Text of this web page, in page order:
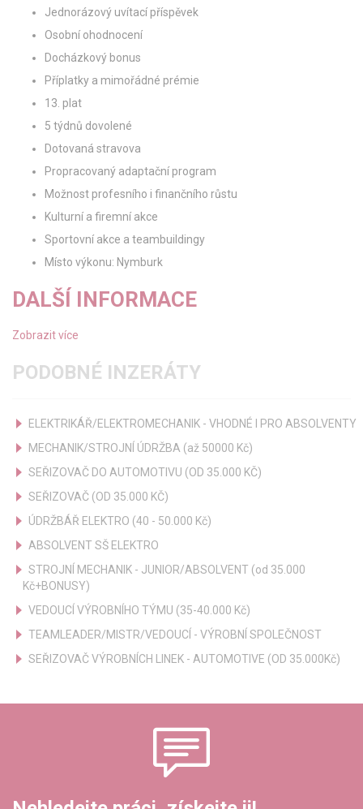
Jednorázový uvítací příspěvek
Osobní ohodnocení
Docházkový bonus
Příplatky a mimořádné prémie
13. plat
5 týdnů dovolené
Dotovaná stravova
Propracovaný adaptační program
Možnost profesního i finančního růstu
Kulturní a firemní akce
Sportovní akce a teambuildingy
Místo výkonu: Nymburk
DALŠÍ INFORMACE
Zobrazit více
PODOBNÉ INZERÁTY
ELEKTRIKÁŘ/ELEKTROMECHANIK - VHODNÉ I PRO ABSOLVENTY
MECHANIK/STROJNÍ ÚDRŽBA (až 50000 Kč)
SEŘIZOVAČ DO AUTOMOTIVU (OD 35.000 KČ)
SEŘIZOVAČ (OD 35.000 KČ)
ÚDRŽBÁŘ ELEKTRO (40 - 50.000 Kč)
ABSOLVENT SŠ ELEKTRO
STROJNÍ MECHANIK - JUNIOR/ABSOLVENT (od 35.000
Kč+BONUSY)
VEDOUCÍ VÝROBNÍHO TÝMU (35-40.000 Kč)
TEAMLEADER/MISTR/VEDOUCÍ - VÝROBNÍ SPOLEČNOST
SEŘIZOVAČ VÝROBNÍCH LINEK - AUTOMOTIVE (OD 35.000Kč)